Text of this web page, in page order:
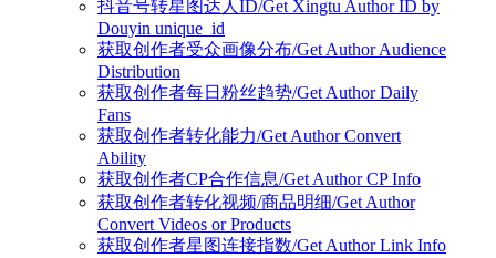
抖音号转星图达人ID/Get Xingtu Author ID by
Douyin unique_id
获取创作者受众画像分布/Get Author Audience
Distribution
获取创作者每日粉丝趋势/Get Author Daily
Fans
获取创作者转化能力/Get Author Convert
Ability
获取创作者CP合作信息/Get Author CP Info
获取创作者转化视频/商品明细/Get Author
Convert Videos or Products
获取创作者星图连接指数/Get Author Link Info